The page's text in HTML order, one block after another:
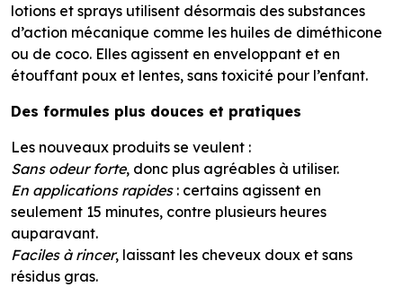
lotions et sprays utilisent désormais des substances
d’action mécanique comme les huiles de diméthicone
ou de coco. Elles agissent en enveloppant et en
étouffant poux et lentes, sans toxicité pour l’enfant.
Des formules plus douces et pratiques
Les nouveaux produits se veulent :
Sans odeur forte, donc plus agréables à utiliser.
En applications rapides: certains agissent en
seulement 15 minutes, contre plusieurs heures
auparavant.
Faciles à rincer, laissant les cheveux doux et sans
résidus gras.